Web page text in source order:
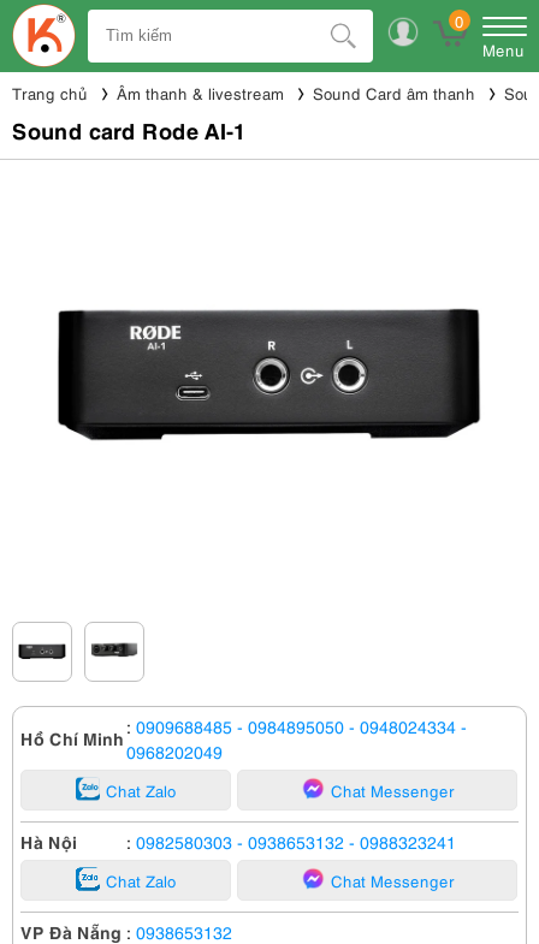
0
Menu
Trang chủ Âm thanh & livestream Sound Card âm thanh
Sound card Rode AI-1
Hồ Chí Minh : 0909688485 - 0984895050 - 0948024334 -
0968202049
Chat Zalo Chat Messenger
Hà Nội : 0982580303 - 0938653132 - 0988323241
Chat Zalo Chat Messenger
VP Đà Nẵng : 0938653132